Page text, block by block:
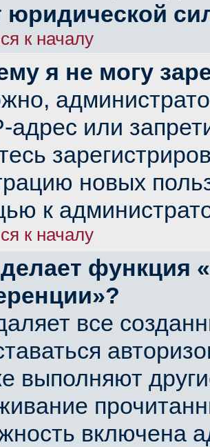
юридической
к началу
я не могу
адрес или
новых
к
к началу
функция
все
выполняют
включена